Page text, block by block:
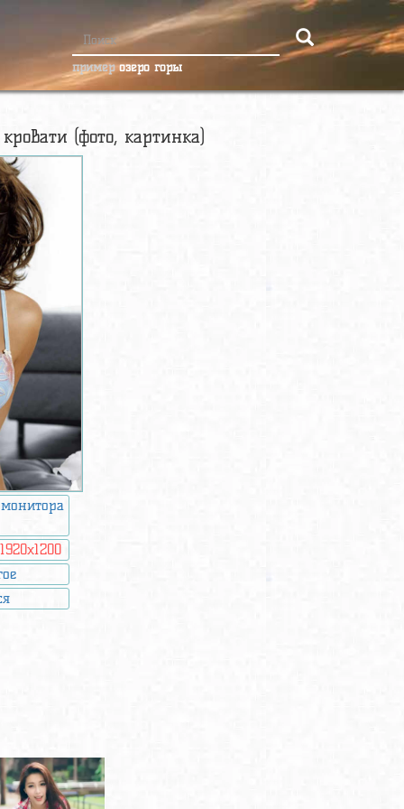
примерозеро горы
(фото, картинка)
1920x1200